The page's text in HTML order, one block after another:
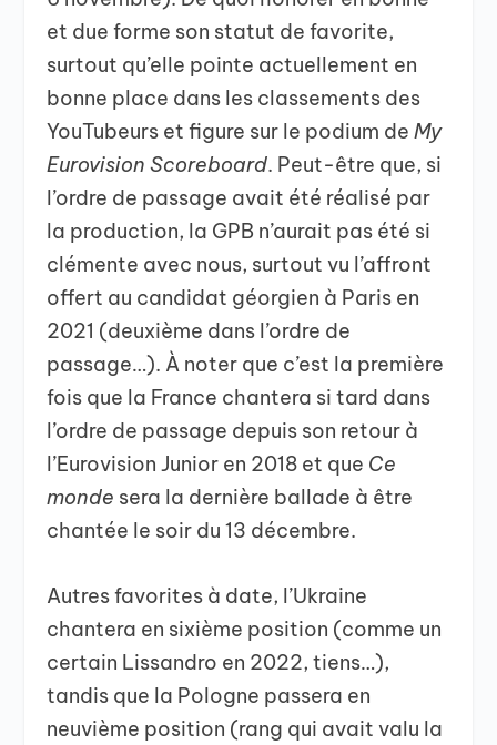
et due forme son statut de favorite,
surtout qu’elle pointe actuellement en
bonne place dans les classements des
YouTubeurs et figure sur le podium deMy
Eurovision Scoreboard. Peut-être que, si
l’ordre de passage avait été réalisé par
la production, la GPB n’aurait pas été si
clémente avec nous, surtout vu l’affront
offert au candidat géorgien à Paris en
2021 (deuxième dans l’ordre de
passage…). À noter que c’est la première
fois que la France chantera si tard dans
l’ordre de passage depuis son retour à
l’Eurovision Junior en 2018 et que Ce
monde sera la dernière ballade à être
chantée le soir du 13 décembre.
Autres favorites à date, l’Ukraine
chantera en sixième position (comme un
certain Lissandro en 2022, tiens…),
tandis que la Pologne passera en
neuvième position (rang qui avait valu la